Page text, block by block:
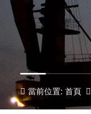
當前位置: 首頁